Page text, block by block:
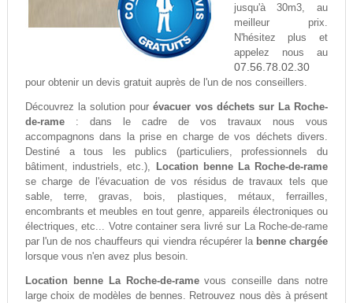
jusqu'à 30m3, au
meilleur prix.
N'hésitez plus et
appelez nous au
07.56.78.02.30
pour obtenir un devis gratuit auprès de l'un de nos conseillers.
Découvrez la solution pourévacuer vos déchets sur La Roche-
de-rame: dans le cadre de vos travaux nous vous
accompagnons dans la prise en charge de vos déchets divers.
Destiné a tous les publics (particuliers, professionnels du
bâtiment, industriels, etc.),
Location benne La Roche-de-rame
se charge de l'évacuation de vos résidus de travaux tels que
sable, terre, gravas, bois, plastiques, métaux, ferrailles,
encombrants et meubles en tout genre, appareils électroniques ou
électriques, etc... Votre container sera livré sur La Roche-de-rame
par l'un de nos chauffeurs qui viendra récupérer la benne chargée
lorsque vous n'en avez plus besoin.
Location benne La Roche-de-ramevous conseille dans notre
large choix de modèles de bennes. Retrouvez nous dès à présent